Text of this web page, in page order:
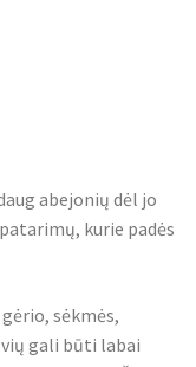
abejonių dėl jo
kurie padės
sėkmės,
gali būti labai